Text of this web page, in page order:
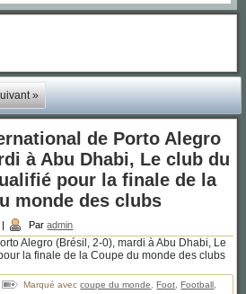
»
de Porto Alegro
à Abu Dhabi, Le club du
pour la finale de la
monde des clubs
Par admin
Alegro (Brésil, 2-0), mardi à Abu Dhabi, Le
la finale de la Coupe du monde des clubs
Marqué avec coupe du monde ,Foot ,Football